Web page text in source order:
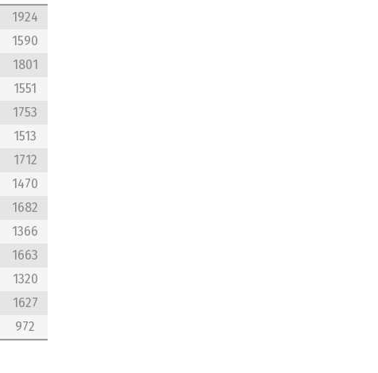
1924
1590
1801
1551
1753
1513
1712
1470
1682
1366
1663
1320
1627
972